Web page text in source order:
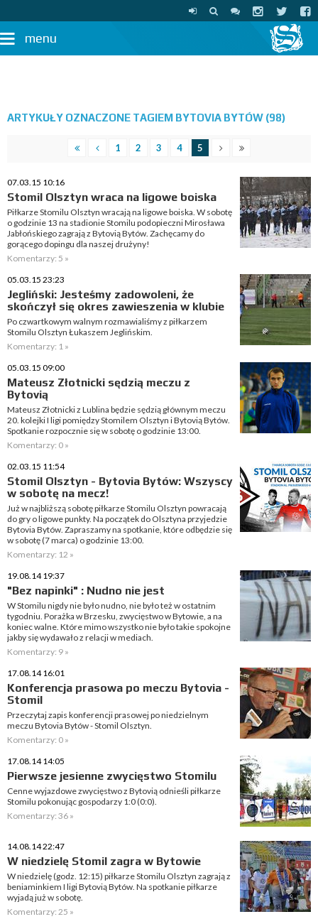
menu
ARTYKUŁY OZNACZONE TAGIEM BYTOVIA BYTÓW (98)
1 2 3 4 5
07.03.15 10:16
Stomil Olsztyn wraca na ligowe boiska
Piłkarze Stomilu Olsztyn wracają na ligowe boiska. W sobotę
o godzinie 13 na stadionie Stomilu podopieczni Mirosława
Jabłońskiego zagrają z Bytovią Bytów. Zachęcamy do
gorącego dopingu dla naszej drużyny!
Komentarzy: 5 »
05.03.15 23:23
Jegliński: Jesteśmy zadowoleni, że
skończył się okres zawieszenia w klubie
Po czwartkowym walnym rozmawialiśmy z piłkarzem
Stomilu Olsztyn Łukaszem Jeglińskim.
Komentarzy: 1 »
05.03.15 09:00
Mateusz Złotnicki sędzią meczu z
Bytovią
Mateusz Złotnicki z Lublina będzie sędzią głównym meczu
20. kolejki I ligi pomiędzy Stomilem Olsztyn i Bytovią Bytów.
Spotkanie rozpocznie się w sobotę o godzinie 13:00.
Komentarzy: 0 »
02.03.15 11:54
Stomil Olsztyn - Bytovia Bytów: Wszyscy
w sobotę na mecz!
Już w najbliższą sobotę piłkarze Stomilu Olsztyn powracają
do gry o ligowe punkty. Na początek do Olsztyna przyjedzie
Bytovia Bytów. Zapraszamy na spotkanie, które odbędzie się
w sobotę (7 marca) o godzinie 13:00.
Komentarzy: 12 »
19.08.14 19:37
"Bez napinki" : Nudno nie jest
W Stomilu nigdy nie było nudno, nie było też w ostatnim
tygodniu. Porażka w Brzesku, zwycięstwo w Bytowie, a na
koniec walne. Które mimo wszystko nie było takie spokojne
jakby się wydawało z relacji w mediach.
Komentarzy: 9 »
17.08.14 16:01
Konferencja prasowa po meczu Bytovia -
Stomil
Przeczytaj zapis konferencji prasowej po niedzielnym
meczu Bytovia Bytów - Stomil Olsztyn.
Komentarzy: 0 »
17.08.14 14:05
Pierwsze jesienne zwycięstwo Stomilu
Cenne wyjazdowe zwycięstwo z Bytovią odnieśli piłkarze
Stomilu pokonując gospodarzy 1:0 (0:0).
Komentarzy: 36 »
14.08.14 22:47
W niedzielę Stomil zagra w Bytowie
W niedzielę (godz. 12:15) piłkarze Stomilu Olsztyn zagrają z
beniaminkiem I ligi Bytovią Bytów. Na spotkanie piłkarze
wyjadą już w sobotę.
Komentarzy: 25 »